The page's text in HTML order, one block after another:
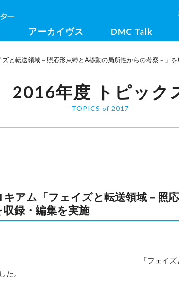
アーカイヴス DMC Talk
と転送領域－照応形束縛とA移動の局所性からの考察－」
2016年度 トピック
TOPICS of 2017
アム「フェイズと転送領域－照
録・編集を実施
と転送領域
た。